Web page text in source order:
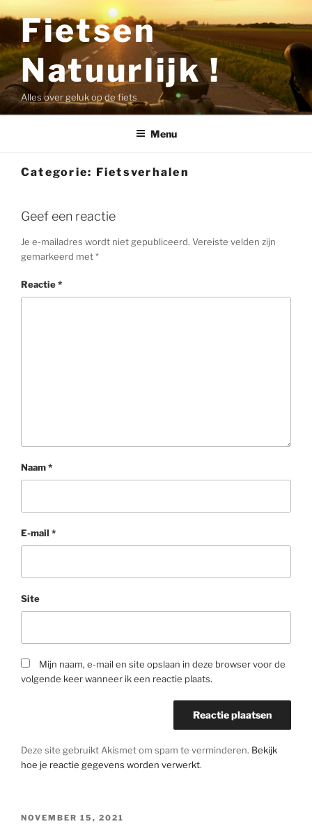
naar
de
inhoud
Fietsen
Natuurlijk !
Alles over geluk op de fiets
Menu
Categorie: Fietsverhalen
Geef een reactie
Je e-mailadres wordt niet gepubliceerd. Vereiste velden zijn
gemarkeerd met*
Reactie*
Naam*
E-mail *
Site
Mijn naam, e-mail en site opslaan in deze browser voor de
volgende keer wanneer ik een reactie plaats.
Deze site gebruikt Akismet om spam te verminderen. Bekijk
hoe je reactie gegevens worden verwerkt.
GEPLAATST
NOVEMBER 15, 2021